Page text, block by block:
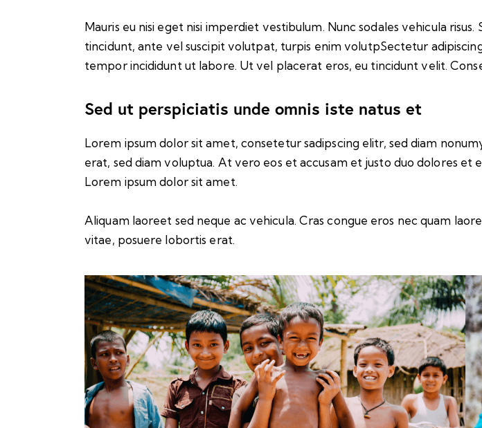
Mauris eu nisi eget nisi imperdiet vestibulum. Nunc sodales vehicula
tincidunt, ante vel suscipit volutpat, turpis enim volutpSectetur
tempor incididunt ut labore. Ut vel placerat eros, eu tincidunt velit.
Sed ut perspiciatis unde omnis iste natus et
Lorem ipsum dolor sit amet, consetetur sadipscing elitr, sed diam
erat, sed diam voluptua. At vero eos et accusam et justo duo dolores
Lorem ipsum dolor sit amet.
Aliquam laoreet sed neque ac vehicula. Cras congue eros nec quam
vitae, posuere lobortis erat.